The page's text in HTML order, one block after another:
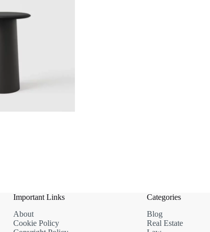
Important Links
About
Cookie Policy
Categories
Blog
Real Estate